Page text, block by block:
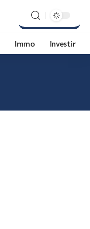
Immo Investir